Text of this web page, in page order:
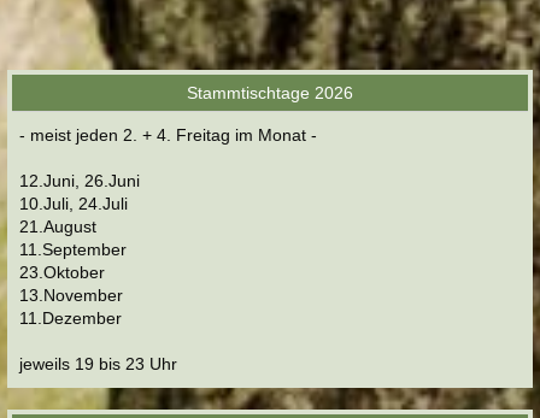
Stammtischtage 2026
- meist jeden 2. + 4. Freitag im Monat -
12.Juni, 26.Juni
10.Juli, 24.Juli
21.August
11.September
23.Oktober
13.November
11.Dezember
jeweils 19 bis 23 Uhr